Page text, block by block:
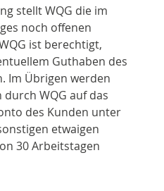
stellt WQG die im
noch offenen
ist berechtigt,
Guthaben des
Im Übrigen werden
WQG auf das
des Kunden unter
etwaigen
30 Arbeitstagen